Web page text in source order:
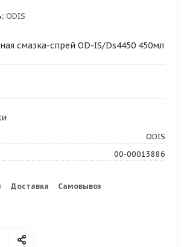
ODIS
смазка-спрей OD-IS/Ds4450 450мл
ODIS
00-00013886
Доставка Самовывоз